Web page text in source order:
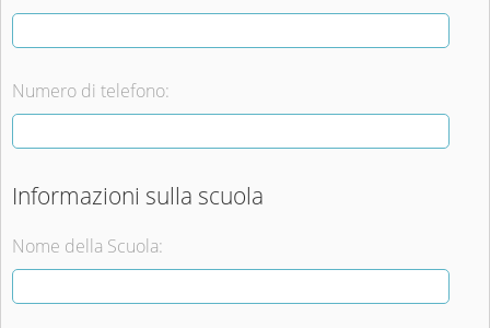
Numero di telefono:
Informazioni sulla scuola
Nome della Scuola: